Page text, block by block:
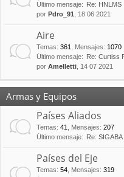
Último mensaje:
Re:
por Pdro_91 , 18 06 2021
Aire
Temas: 361 Mensajes: 1070
Último mensaje:
Re: Curtiss
por Amelletti , 14 07 2021
Armas y Equipos
Países Aliados
Temas: 41 Mensajes: 207
Último mensaje:
Re:
Países del Eje
Temas: 54 Mensajes: 319